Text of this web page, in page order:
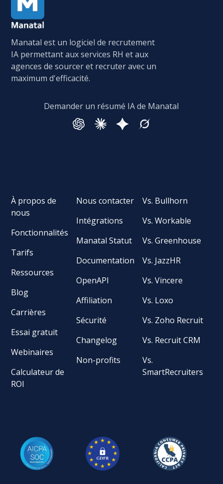
Manatal est un logiciel de recrutement
IA permettant aux services RH et aux
agences de sourcer et recruter avec un
maximum d'efficacité.
Demander un résumé IA de Manatal
À propos de
nous
Fonctionnalités
Tarifs
Ressources
Blog
Carrières
Essai gratuit
Webinaires
Calculateur de
ROI
Nous contacter
Intégrations
Manatal Statut
Documentation
OpenAPI
Affiliation
Sécurité
Changelog
Non-profits
Vs. Bullhorn
Vs. Workable
Vs. Greenhouse
Vs. JazzHR
Vs. Vincere
Vs. Loxo
Vs. Zoho Recruit
Vs. Recruit CRM
Vs.
SmartRecruiters